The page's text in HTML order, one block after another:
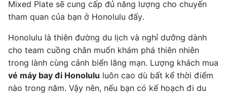
Mixed Plate sẽ cung cấp đủ năng lượng cho chuyến
tham quan của bạn ở Honolulu đấy.
Honolulu là thiên đường du lịch và nghỉ dưỡng dành
cho team cuồng chân muốn khám phá thiên nhiên
trong lành cùng cảnh biển lãng mạn. Lượng khách mua
vé máy bay đi Honolulu luôn cao dù bất kể thời điểm
nào trong năm. Vậy nên, nếu bạn có kế hoạch đi du